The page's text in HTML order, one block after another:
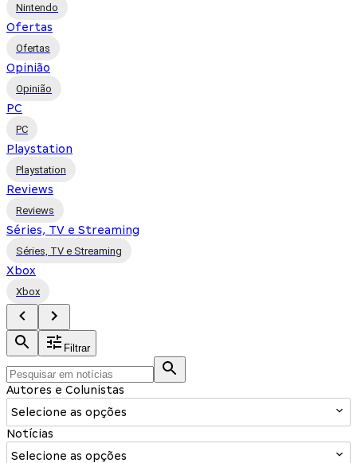
Nintendo
Ofertas
Ofertas
Opinião
Opinião
PC
PC
Playstation
Playstation
Reviews
Reviews
Séries, TV e Streaming
Séries, TV e Streaming
Xbox
Xbox
Filtrar
Autores e Colunistas
Selecione as opções
Notícias
Selecione as opções